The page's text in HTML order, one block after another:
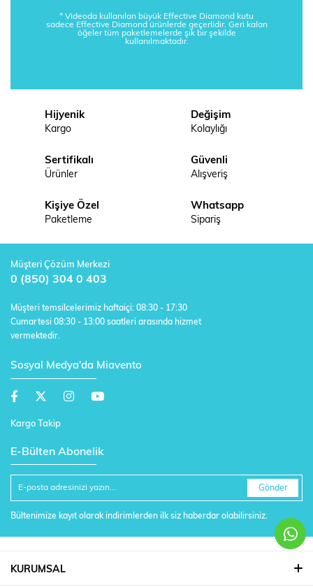
* Videoda kullanılan büyük Effective Diamond kutu
sadece Effective Diamond ürünlerde geçerlidir. Geri kalan
öğeler tüm paketlemelerde şık bir şekilde
kullanılmaktadır.
Hijyenik
Kargo
Değişim
Kolaylığı
Sertifikalı
Ürünler
Güvenli
Alışveriş
Kişiye Özel
Paketleme
Whatsapp
Sipariş
Müşteri Çözüm Merkezi
0 (850) 304 0 403
Müşteri temsilcelerimiz haftaiçi: 08:30 - 17:30
Cumartesi 08:30 - 13:00 saatleri arasında hizmet
vermektedir.
Sosyal Medya'da Miavento
Kargo Takip
E-Bülten Abonelik
Gönder
Bültenimize kayıt olarak indirimlerden ilk siz haberdar olabilirsiniz.
KURUMSAL